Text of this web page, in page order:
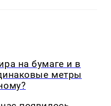
на бумаге и в
метры